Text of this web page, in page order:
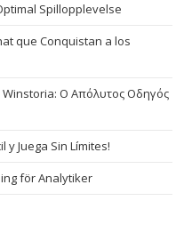
Spillopplevelse
que Conquistan a los
Ο Απόλυτος Οδηγός
y Juega Sin Límites!
för Analytiker